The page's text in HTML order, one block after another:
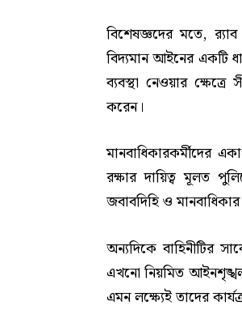
বিশেষজ্ঞদের মতে,
বিদ্যমান আইনের একটি
ব্যবস্থা নেওয়ার
করেন।
মানবাধিকারকর্মীদের
রক্ষার দায়িত্ব মূলত
জবাবদিহি ও
অন্যদিকে বাহিনীটির
এখনো নিয়মিত
এমন লক্ষ্যেই তাদের